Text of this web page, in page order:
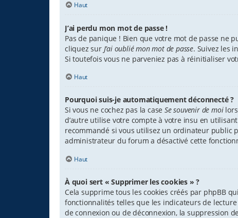
Haut
J’ai perdu mon mot de passe !
Pas de panique ! Bien que votre mot de passe ne
cliquez sur J’ai oublié mon mot de passe. Suivez les
Si toutefois vous ne parveniez pas à réinitialiser
Haut
Pourquoi suis-je automatiquement déconnecté ?
Si vous ne cochez pas la case Se souvenir de moilors
d’autre utilise votre compte à votre insu en
recommandé si vous utilisez un ordinateur public
administrateur du forum a désactivé cette
Haut
À quoi sert « Supprimer les cookies » ?
Cela supprime tous les cookies créés par phpBB
fonctionnalités telles que les indicateurs de
de connexion ou de déconnexion, la suppression